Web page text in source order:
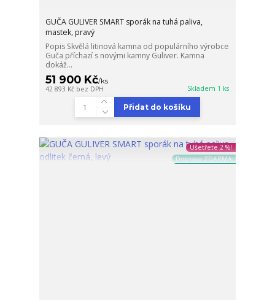
GUČA GULIVER SMART sporák na tuhá paliva,
mastek, pravý
Popis Skvělá litinová kamna od populárního výrobce
Guča příchazí s novými kamny Guliver. Kamna
dokáž...
51 900 Kč/ks
42 893 Kč bez DPH Skladem 1 ks
Přidat do košíku
Ušetřete 2 %!
Doprava ZDARMA